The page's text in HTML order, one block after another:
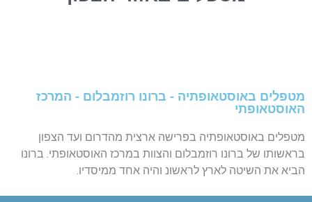
מטפלים באוסטאופתיה - ברונו רוזמבלום - המרכז
האוסטאופתי
מטפלים באוסטאופתיה בפרישה ארצית מהדרום ועד הצפון
בראשותו של ברונו רוזמבלום והצוות במרכז האוסטאופתי. ברונו
הביא את השיטה לארץ לראשונ והיה אחד ממיסדיו.